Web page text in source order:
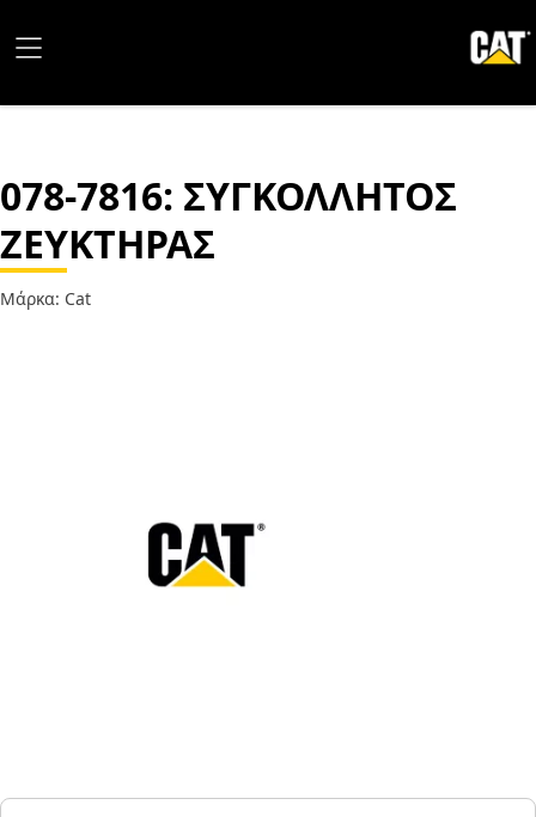
078-7816: ΣΥΓΚΟΛΛΗΤΟΣ
ΖΕΥΚΤΗΡΑΣ
Μάρκα: Cat